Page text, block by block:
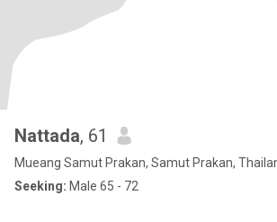
Nattada, 61
Mueang Samut Prakan, Samut Prakan,
Seeking: Male 65 - 72